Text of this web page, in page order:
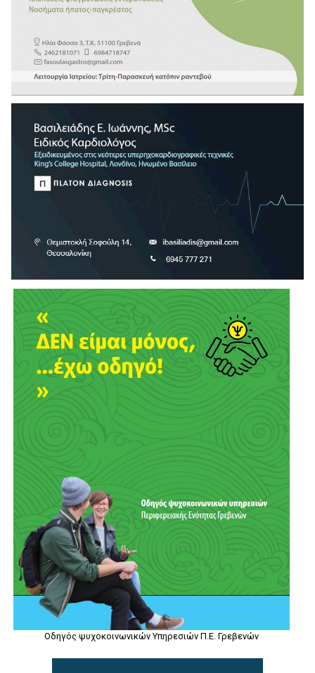
Οδηγός ψυχοκοινωνικών Υπηρεσιών Π.Ε. Γρεβενών